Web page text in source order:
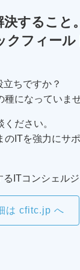
すること。
フィール
ちですか？
種になっていま
ださい。
ITを強力にサポ
ITコンシェル
は cfitc.jp へ